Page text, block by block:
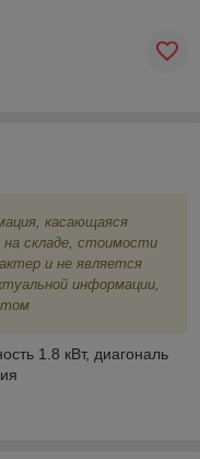
касающаяся
на складе, стоимости
и не является
информации,
1.8 кВт, диагональ